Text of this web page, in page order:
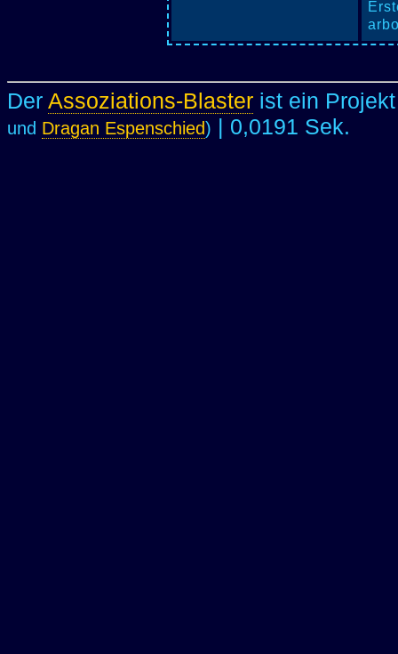
Der Assoziations-Blaster ist ein
und Dragan Espenschied) | 0,0191 Sek.